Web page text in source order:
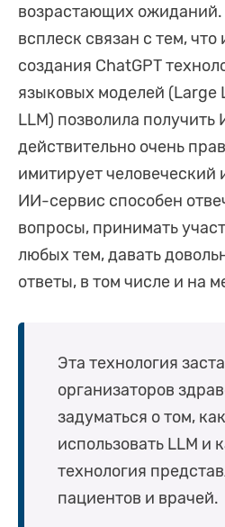
возрастающих ожиданий.
всплеск связан с тем,
создания ChatGPT
языковых моделей (Large
LLM) позволила
действительно очень
имитирует человеческий
ИИ-сервис способен
вопросы, принимать
любых тем, давать
ответы, в том числе и на
Эта технология
организаторов
задуматься о том,
использовать LLM и
технология
пациентов и врачей.